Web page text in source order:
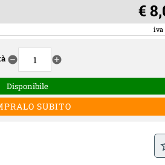
€
iva
remove_circle add_circle
Disponibile